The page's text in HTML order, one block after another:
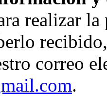
realizar
correo
.